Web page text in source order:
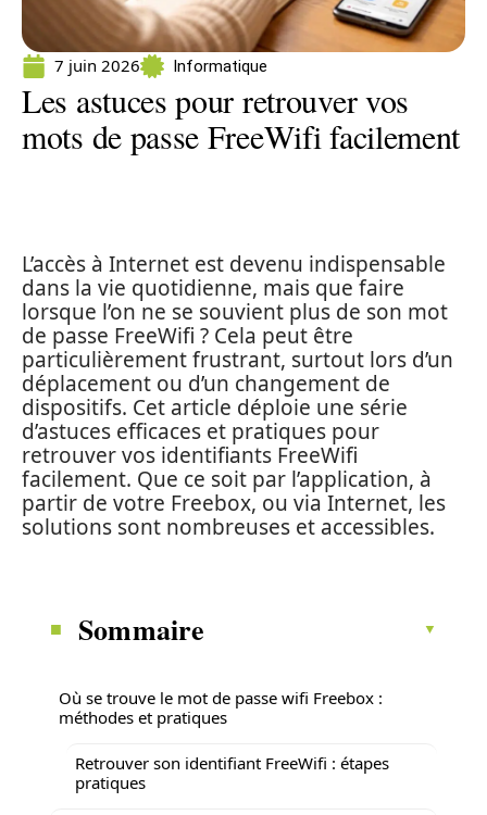
7 juin 2026 Informatique
Les astuces pour retrouver vos
mots de passe FreeWifi facilement
L’accès à Internet est devenu indispensable
dans la vie quotidienne, mais que faire
lorsque l’on ne se souvient plus de son mot
de passe FreeWifi ? Cela peut être
particulièrement frustrant, surtout lors d’un
déplacement ou d’un changement de
dispositifs. Cet article déploie une série
d’astuces efficaces et pratiques pour
retrouver vos identifiants FreeWifi
facilement. Que ce soit par l’application, à
partir de votre Freebox, ou via Internet, les
solutions sont nombreuses et accessibles.
Sommaire
Où se trouve le mot de passe wifi Freebox :
méthodes et pratiques
Retrouver son identifiant FreeWifi : étapes
pratiques